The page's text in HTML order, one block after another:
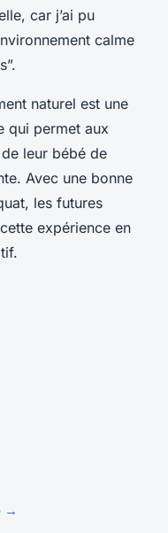
car j’ai pu
calme
naturel est une
qui permet aux
leur bébé de
Avec une bonne
les futures
expérience en
→